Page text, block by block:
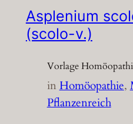
Asplenium
(scolo-v.)
Vorlage
inHomöopathie,
Pflanzenreich